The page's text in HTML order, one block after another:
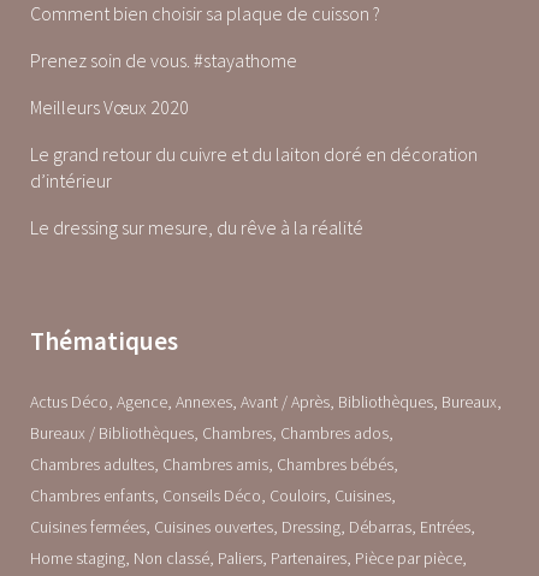
Comment bien choisir sa plaque de cuisson ?
Prenez soin de vous. #stayathome
Meilleurs Vœux 2020
Le grand retour du cuivre et du laiton doré en décoration
d’intérieur
Le dressing sur mesure, du rêve à la réalité
Thématiques
Actus Déco Agence Annexes Avant / Après Bibliothèques Bureaux
Bureaux / Bibliothèques Chambres Chambres ados
Chambres adultes Chambres amis Chambres bébés
Chambres enfants Conseils Déco Couloirs Cuisines
Cuisines fermées Cuisines ouvertes Dressing Débarras Entrées
Home staging Non classé Paliers Partenaires Pièce par pièce